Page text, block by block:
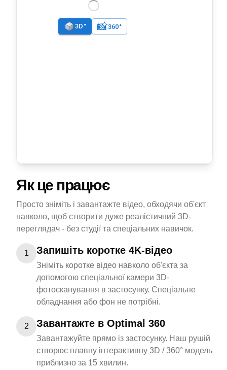
Як це працює
Просто зніміть і завантажте відео, обходячи об'єкт
навколо, щоб створити дуже реалістичний 3D-
переглядач - без студії та спеціальних навичок.
1 Запишіть коротке 4K-відео
Зніміть коротке відео навколо об'єкта за
допомогою спеціальної камери 3D-
фотосканування в застосунку. Спеціальне
обладнання або фон не потрібні.
2 Завантажте в Optimal 360
Завантажуйте прямо із застосунку. Наш рушій
створює плавну інтерактивну 3D / 360° модель
приблизно за 15 хвилин.